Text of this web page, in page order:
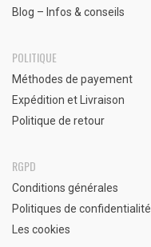
Blog – Infos & conseils
POLITIQUE
Méthodes de payement
Expédition et Livraison
Politique de retour
RGPD
Conditions générales
Politiques de confidentialité
Les cookies